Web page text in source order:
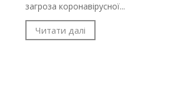
загроза коронавірусної...
Читати далі